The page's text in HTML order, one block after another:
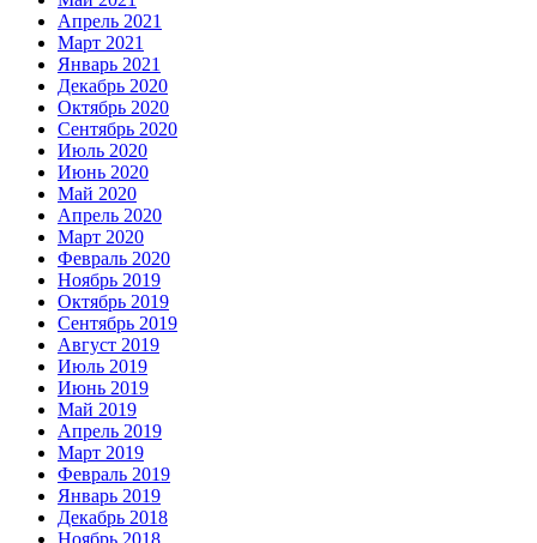
Апрель 2021
Март 2021
Январь 2021
Декабрь 2020
Октябрь 2020
Сентябрь 2020
Июль 2020
Июнь 2020
Май 2020
Апрель 2020
Март 2020
Февраль 2020
Ноябрь 2019
Октябрь 2019
Сентябрь 2019
Август 2019
Июль 2019
Июнь 2019
Май 2019
Апрель 2019
Март 2019
Февраль 2019
Январь 2019
Декабрь 2018
Ноябрь 2018